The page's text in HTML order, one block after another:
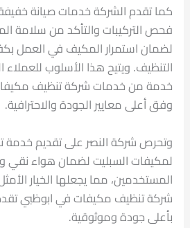
كما تقدم الشركة خدمات صيانة
فحص التركيبات والتأكد من سلامة
لضمان استمرار المكيف في العمل
التنظيف. ويتيح هذا الأسلوب للعملاء
خدمة من خدمات شركة تنظيف
وفق أعلى معايير الجودة والاحترافية.
وتحرص شركة النصر على تقديم
لمكيفات السبليت لضمان هواء
المستخدمين، مما يجعلها الخيار
شركة تنظيف مكيفات في ابوظبي
بأعلى جودة وموثوقية.